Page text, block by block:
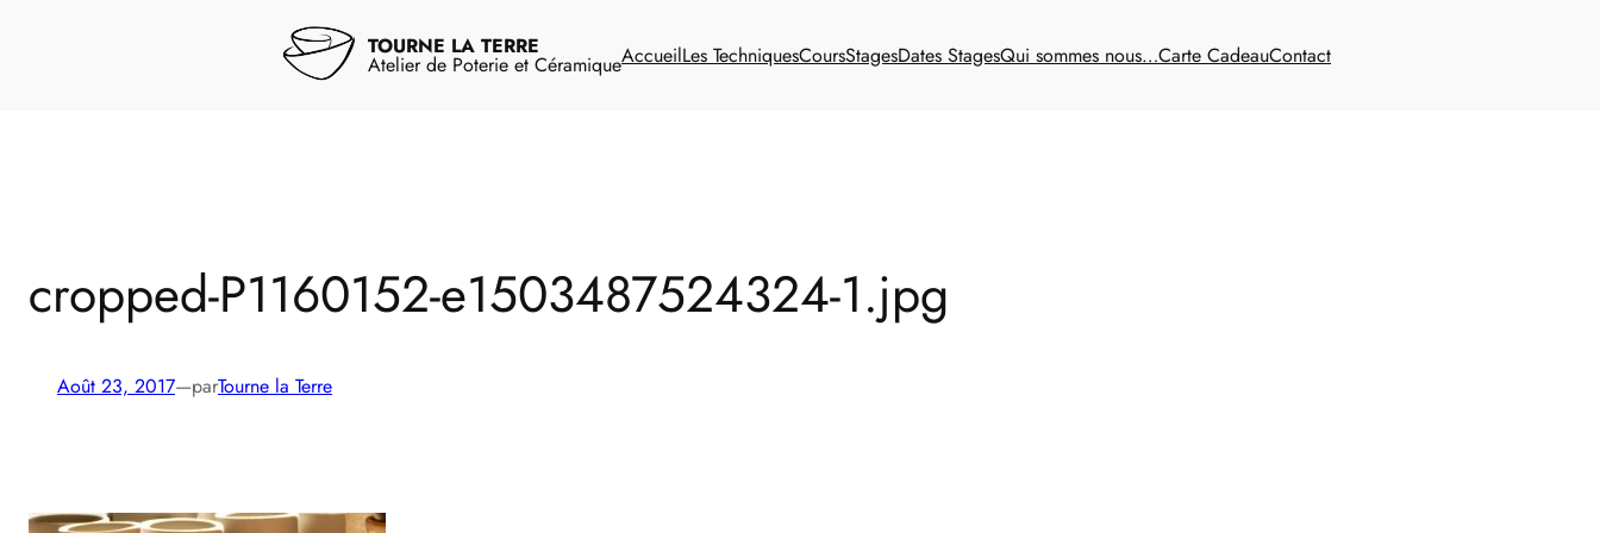
TOURNE LA TERRE
Atelier de Poterie et CéramiqueAccueilLes TechniquesCoursStagesDates StagesQui sommes nous…Carte CadeauContact
cropped-P1160152-e1503487524324-1.jpg
Août 23, 2017—parTourne la Terre